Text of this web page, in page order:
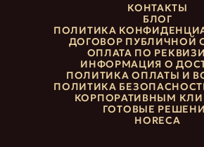
КОНТАКТЫ
БЛОГ
ПОЛИТИКА
ДОГОВОР ПУБЛИЧНОЙ
ОПЛАТА ПО
ИНФОРМАЦИЯ О
ПОЛИТИКА ОПЛАТЫ И
ПОЛИТИКА
КОРПОРАТИВНЫМ
ГОТОВЫЕ
HORECA